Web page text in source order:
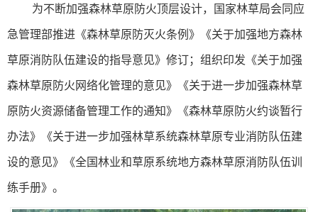
为不断加强森林草原防火顶层设计，国家林草局会同应
急管理部推进《森林草原防灭火条例》《关于加强地方森林
草原消防队伍建设的指导意见》修订；组织印发《关于加强
森林草原防火网络化管理的意见》《关于进一步加强森林草
原防火资源储备管理工作的通知》《森林草原防火约谈暂行
办法》《关于进一步加强林草系统森林草原专业消防队伍建
设的意见》《全国林业和草原系统地方森林草原消防队伍训
练手册》。